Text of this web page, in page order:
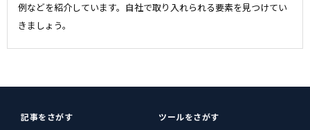
例などを紹介しています。自社で取り入れられる要素を見つけてい
きましょう。
記事をさがす
ツールをさがす